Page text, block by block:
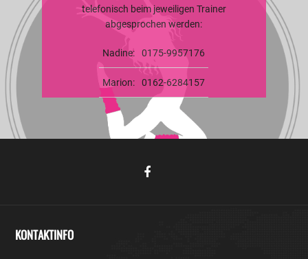
telefonisch beim jeweiligen Trainer
abgesprochen werden:
Nadine: 0175-9957176
Marion: 0162-6284157
KONTAKTINFO